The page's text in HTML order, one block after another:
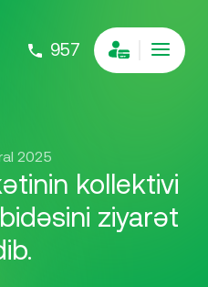
957
2025
kollektivi
ziyarət